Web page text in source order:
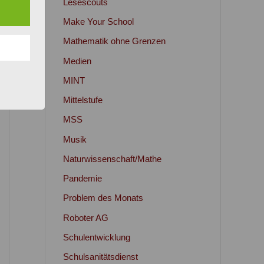
Make Your School
Mathematik ohne Grenzen
Medien
MINT
Mittelstufe
MSS
Musik
Naturwissenschaft/Mathe
Pandemie
Problem des Monats
Roboter AG
Schulentwicklung
Schulsanitätsdienst